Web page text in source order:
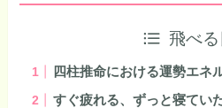
飛べ
四柱推命における運勢エネ
すぐ疲れる、ずっと寝てい